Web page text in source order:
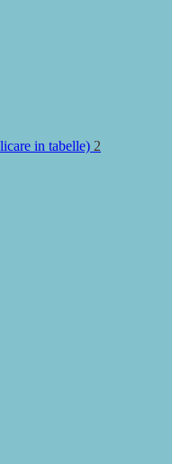
in tabelle) 2